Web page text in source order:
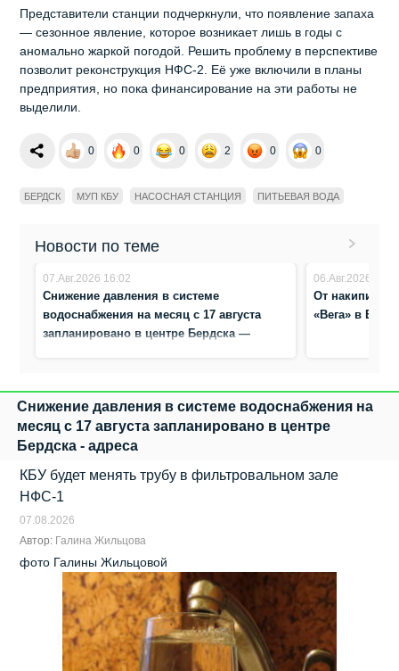
Представители станции подчеркнули, что появление запаха
— сезонное явление, которое возникает лишь в годы с
аномально жаркой погодой. Решить проблему в перспективе
позволит реконструкция НФС‑2. Её уже включили в планы
предприятия, но пока финансирование на эти работы не
выделили.
0 0 0 2 0 0
БЕРДСК МУП КБУ НАСОСНАЯ СТАНЦИЯ ПИТЬЕВАЯ ВОДА
Новости по теме
07.Авг.2026 16:02
Снижение давления в системе
водоснабжения на месяц с 17 августа
запланировано в центре Бердска —
06.Авг.2026
От накипи
«Вега» в
Снижение давления в системе водоснабжения на
месяц с 17 августа запланировано в центре
Бердска - адреса
КБУ будет менять трубу в фильтровальном зале
НФС-1
07.08.2026
Автор: Галина Жильцова
фото Галины Жильцовой